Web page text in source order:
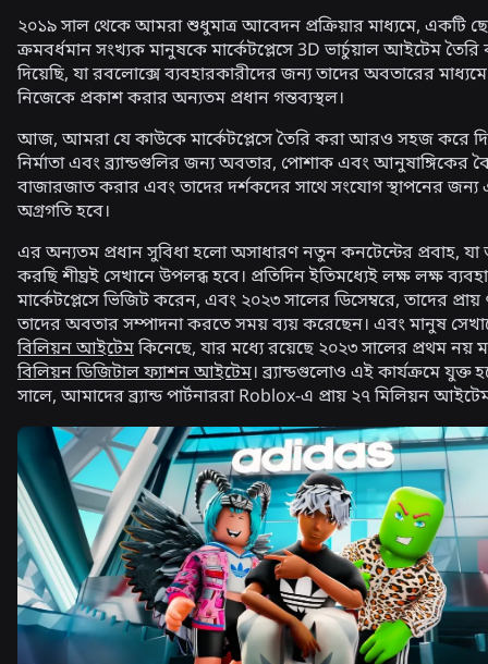
২০১৯ সাল থেকে আমরা শুধুমাত্র আবেদন প্রক্রিয়ার মাধ্যমে, একটি
ক্রমবর্ধমান সংখ্যক মানুষকে মার্কেটপ্লেসে 3D ভার্চুয়াল আইটেম
দিয়েছি, যা রবলোক্সে ব্যবহারকারীদের জন্য তাদের অবতারের
নিজেকে প্রকাশ করার অন্যতম প্রধান গন্তব্যস্থল।
আজ, আমরা যে কাউকে মার্কেটপ্লেসে তৈরি করা আরও সহজ করে
নির্মাতা এবং ব্র্যান্ডগুলির জন্য অবতার, পোশাক এবং আনুষাঙ্গিকের
বাজারজাত করার এবং তাদের দর্শকদের সাথে সংযোগ স্থাপনের জন্য
অগ্রগতি হবে।
এর অন্যতম প্রধান সুবিধা হলো অসাধারণ নতুন কনটেন্টের প্রবাহ,
করছি শীঘ্রই সেখানে উপলব্ধ হবে। প্রতিদিন ইতিমধ্যেই লক্ষ লক্ষ
মার্কেটপ্লেসে ভিজিট করেন, এবং ২০২৩ সালের ডিসেম্বরে, তাদের
তাদের অবতার সম্পাদনা করতে সময় ব্যয় করেছেন। এবং মানুষ
বিলিয়ন আইটেমকিনেছে, যার মধ্যে রয়েছে ২০২৩ সালের প্রথম নয়
বিলিয়ন ডিজিটাল ফ্যাশন আইটেম। ব্র্যান্ডগুলোও এই কার্যক্রমে যুক্ত
সালে, আমাদের ব্র্যান্ড পার্টনাররা Roblox-এ প্রায় ২৭ মিলিয়ন